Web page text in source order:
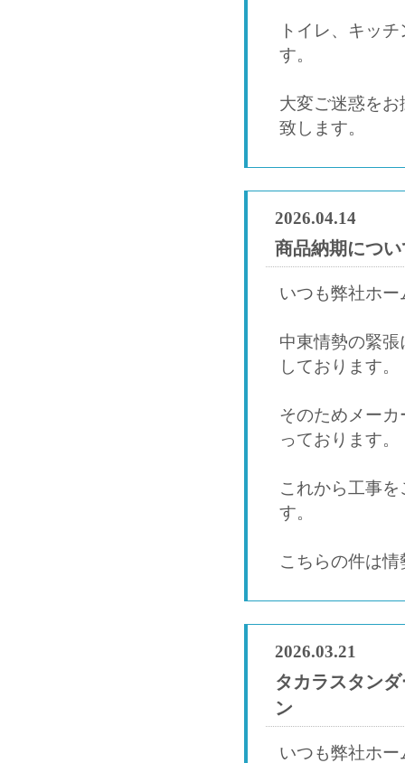
トイレ、キッ
す。
大変ご迷惑を
致します。
2026.04.14
商品納期につい
いつも弊社ホ
中東情勢の緊
しております。
そのためメー
っております。
これから工事
す。
こちらの件は
2026.03.21
タカラスタン
ン
いつも弊社ホ